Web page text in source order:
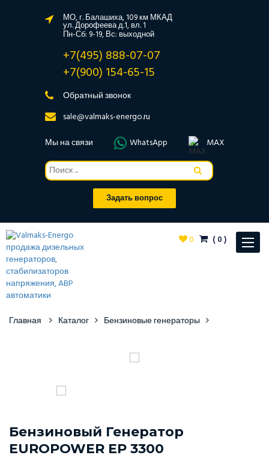
МО, г. Балашиха, 109 км МКАД
ул. Дорофеева д.1, вл. 1
Пн-Сб: 9-19, Вс: выходной
+7(495) 888-07-07
+7(900) 154-65-15
Обратный звонок
sale@valmaks-energo.ru
Мы на связи
WhatsApp MAX
Задать вопрос
Toggle
0 (0)
Главная Каталог Бензиновые генераторы
Бензиновый Генератор
EUROPOWER EP 3300